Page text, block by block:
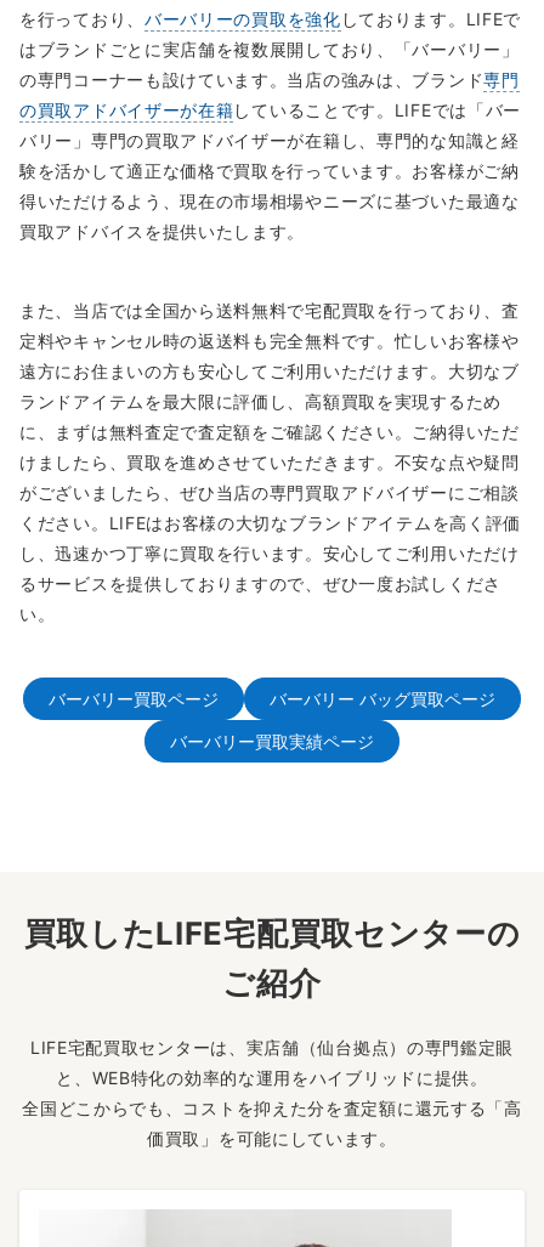
を行っており、 バーバリーの買取を強化 しております。LIFEで
はブランドごとに実店舗を複数展開しており、「バーバリー」
の専門コーナーも設けています。当店の強みは、ブランド専門
の買取アドバイザーが在籍していることです。LIFEでは「バー
バリー」専門の買取アドバイザーが在籍し、専門的な知識と経
験を活かして適正な価格で買取を行っています。お客様がご納
得いただけるよう、現在の市場相場やニーズに基づいた最適な
買取アドバイスを提供いたします。
また、当店では全国から送料無料で宅配買取を行っており、査
定料やキャンセル時の返送料も完全無料です。忙しいお客様や
遠方にお住まいの方も安心してご利用いただけます。大切なブ
ランドアイテムを最大限に評価し、高額買取を実現するため
に、まずは無料査定で査定額をご確認ください。ご納得いただ
けましたら、買取を進めさせていただきます。不安な点や疑問
がございましたら、ぜひ当店の専門買取アドバイザーにご相談
ください。LIFEはお客様の大切なブランドアイテムを高く評価
し、迅速かつ丁寧に買取を行います。安心してご利用いただけ
るサービスを提供しておりますので、ぜひ一度お試しくださ
い。
バーバリー買取ページ バーバリー バッグ買取ページ
バーバリー買取実績ページ
買取したLIFE宅配買取センターの
ご紹介
LIFE宅配買取センターは、実店舗（仙台拠点）の専門鑑定眼
と、WEB特化の効率的な運用をハイブリッドに提供。
全国どこからでも、コストを抑えた分を査定額に還元する「高
価買取」を可能にしています。